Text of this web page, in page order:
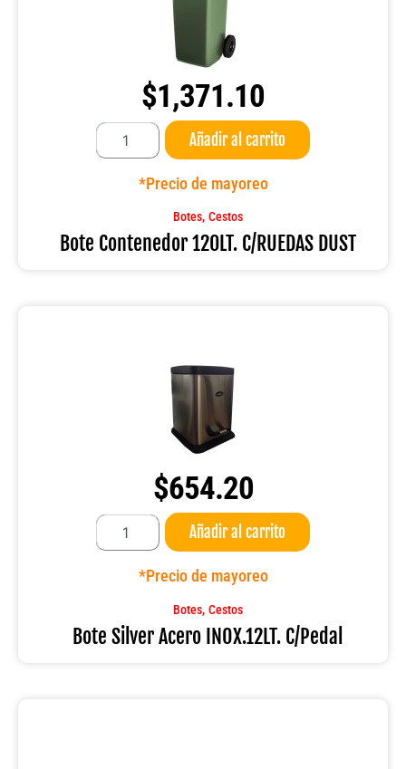
$1,371.10
Bote
Contenedor
120LT.
C/RUEDAS
Añadir al carrito
*Precio de mayoreo
Botes, Cestos
Bote Contenedor 120LT. C/RUEDAS DUST
$654.20
Bote
Acero
INOX.12LT.
Añadir al carrito
*Precio de mayoreo
Botes, Cestos
Bote Silver Acero INOX.12LT. C/Pedal